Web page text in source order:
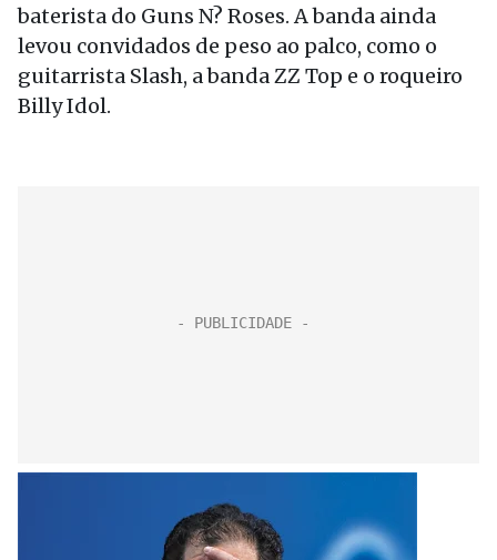
baterista do Guns N? Roses. A banda ainda
levou convidados de peso ao palco, como o
guitarrista Slash, a banda ZZ Top e o roqueiro
Billy Idol.